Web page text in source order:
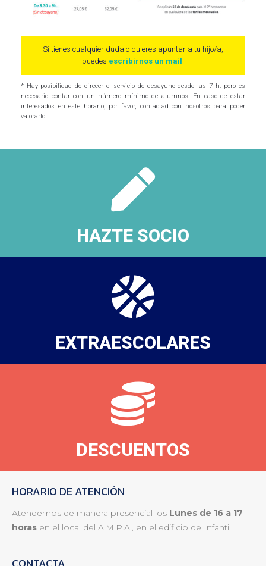
Si tienes cualquier duda o quieres apuntar a tu hijo/a,
puedes escribirnos un mail
* Hay posibilidad de ofrecer el servicio de desayuno desde las 7 h. pero es
necesario contar con un número mínimo de alumnos. En caso de estar
interesados en este horario, por favor, contactad con nosotros para poder
valorarlo.
HAZTE SOCIO
EXTRAESCOLARES
DESCUENTOS
HORARIO DE ATENCIÓN
Atendemos de manera presencial los Lunes de 16 a 17
horas en el local del A.M.P.A., en el edificio de Infantil.